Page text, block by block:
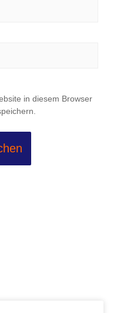
in diesem Browser